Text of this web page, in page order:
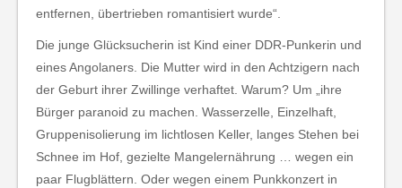
entfernen, übertrieben romantisiert wurde“.
Die junge Glücksucherin ist Kind einer DDR-Punkerin und
eines Angolaners. Die Mutter wird in den Achtzigern nach
der Geburt ihrer Zwillinge verhaftet. Warum? Um „ihre
Bürger paranoid zu machen. Wasserzelle, Einzelhaft,
Gruppenisolierung im lichtlosen Keller, langes Stehen bei
Schnee im Hof, gezielte Mangelernährung … wegen ein
paar Flugblättern. Oder wegen einem Punkkonzert in